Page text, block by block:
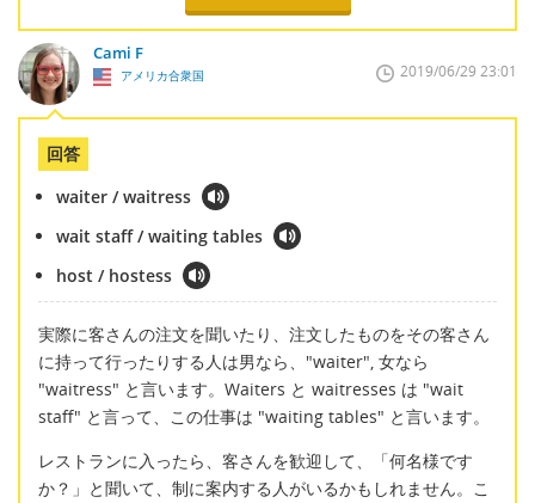
Cami F
アメリカ合衆国 2019/06/29 23:01
回答
waiter / waitress
wait staff / waiting tables
host / hostess
実際に客さんの注文を聞いたり、注文したものをその客さん
に持って行ったりする人は男なら、"waiter", 女なら
"waitress" と言います。Waiters と waitresses は "wait
staff" と言って、この仕事は "waiting tables" と言います。
レストランに入ったら、客さんを歓迎して、「何名様です
か？」と聞いて、制に案内する人がいるかもしれません。こ